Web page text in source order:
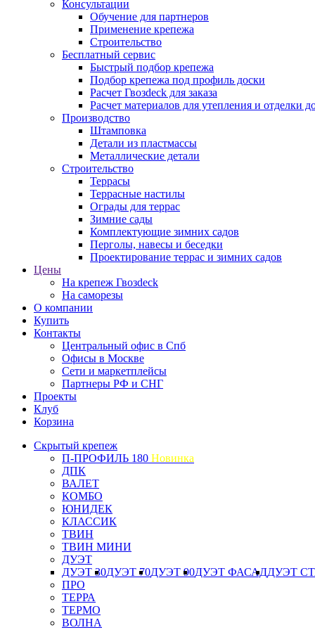
Консультации
Обучение для партнеров
Применение крепежа
Строительство
Бесплатный сервис
Быстрый подбор крепежа
Подбор крепежа под профиль доски
Расчет Гвозdeck для заказа
Расчет материалов для утепления и отделки
Производство
Штамповка
Детали из пластмассы
Металлические детали
Строительство
Террасы
Террасные настилы
Ограды для террас
Зимние сады
Комплектующие зимних садов
Перголы, навесы и беседки
Проектирование террас и зимних садов
Цены
На крепеж Гвозdeck
На саморезы
О компании
Купить
Контакты
Центральный офис в Спб
Офисы в Москве
Сети и маркетплейсы
Партнеры РФ и СНГ
Проекты
Клуб
Корзина
Скрытый крепеж
П-ПРОФИЛЬ 180 Новинка
ДПК
ВАЛЕТ
КОМБО
ЮНИДЕК
КЛАССИК
ТВИН
ТВИН МИНИ
ДУЭТ
ДУЭТ 30ДУЭТ 70ДУЭТ 90ДУЭТ ФАСАДДУЭТ
ПРО
ТЕРРА
ТЕРМО
ВОЛНА